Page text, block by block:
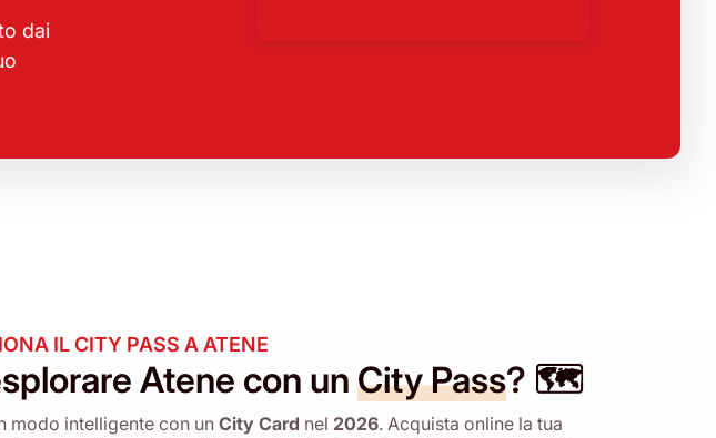
dai
IL CITY PASS A ATENE
Atene con un City Pass? 🗺️
modo intelligente con un City Card nel 2026. Acquista online la tua